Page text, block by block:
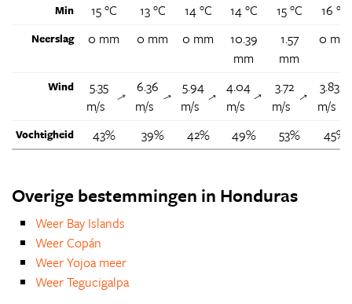
Min 15 °C 13 °C 14 °C 14 °C 15 °C 16 °C
Neerslag 0 mm 0 mm 0 mm
10.39
mm
1.57
mm
0 mm
Wind
5.35
m/s
↑
6.36
m/s
↑
5.94
m/s
↑
4.04
m/s
↑
3.72
m/s
↑
3.83
m/s
Vochtigheid 43% 39% 42% 49% 53% 45%
Overige bestemmingen in Honduras
Weer Bay Islands
Weer Copán
Weer Yojoa meer
Weer Tegucigalpa